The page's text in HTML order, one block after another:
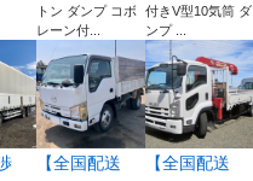
トン ダンプ コボ
レーン付...
付きV型10気筒 ダ
ンプ ...
【全国配送
【全国配送